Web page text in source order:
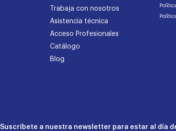
Trabaja con nosotros
Asistencia técnica
Acceso Profesionales
Catálogo
Blog
Suscríbete a nuestra newsletter para estar al día